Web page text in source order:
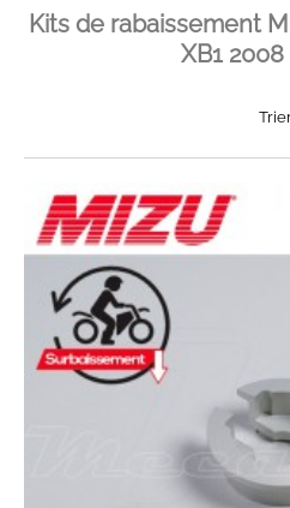
Kits de rabaissement
XB1 2008